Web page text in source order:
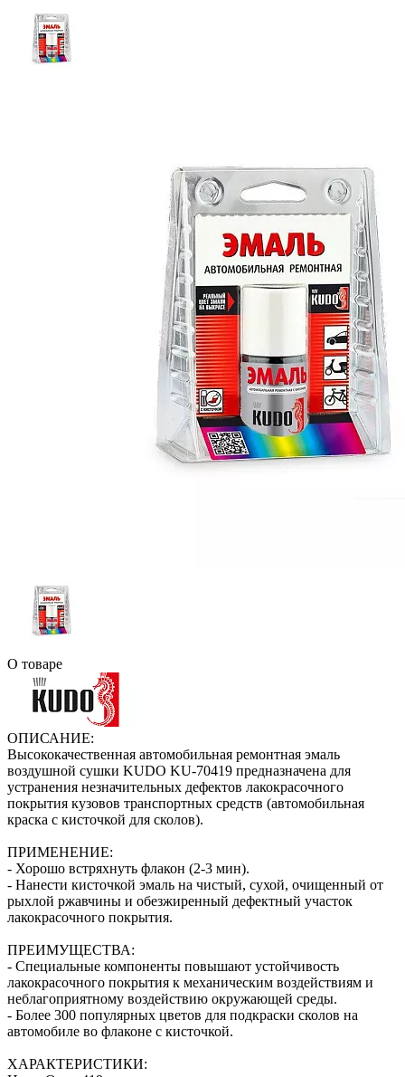
О товаре
ОПИСАНИЕ:
Высококачественная автомобильная ремонтная эмаль
воздушной сушки KUDO KU-70419 предназначена для
устранения незначительных дефектов лакокрасочного
покрытия кузовов транспортных средств (автомобильная
краска с кисточкой для сколов).
ПРИМЕНЕНИЕ:
- Хорошо встряхнуть флакон (2‑3 мин).
- Нанести кисточкой эмаль на чистый, сухой, очищенный от
рыхлой ржавчины и обезжиренный дефектный участок
лакокрасочного покрытия.
ПРЕИМУЩЕСТВА:
- Специальные компоненты повышают устойчивость
лакокрасочного покрытия к механическим воздействиям и
неблагоприятному воздействию окружающей среды.
- Более 300 популярных цветов для подкраски сколов на
автомобиле во флаконе с кисточкой.
ХАРАКТЕРИСТИКИ: